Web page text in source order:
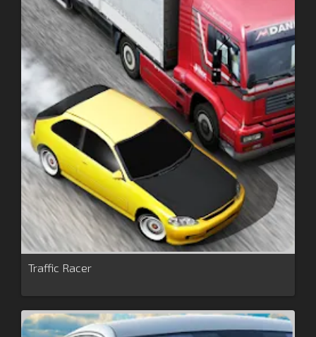
Traffic Racer